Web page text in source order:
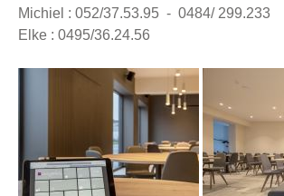
Michiel : 052/37.53.95 - 0484/ 299.233
Elke : 0495/36.24.56